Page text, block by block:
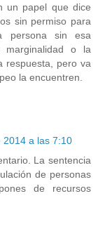
un papel que dice
sin permiso para
persona sin esa
o la
respuesta, pero va
la encuentren.
2014 a las 7:10
La sentencia
de personas
de recursos